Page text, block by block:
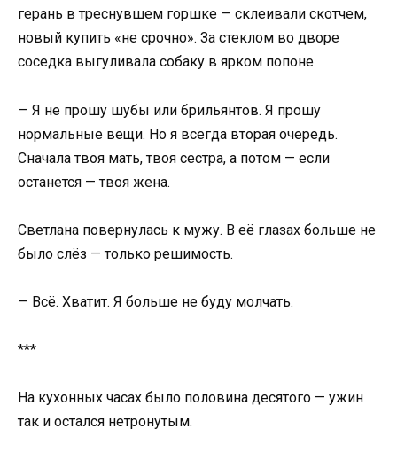
герань в треснувшем горшке — склеивали скотчем,
новый купить «не срочно». За стеклом во дворе
соседка выгуливала собаку в ярком попоне.
— Я не прошу шубы или брильянтов. Я прошу
нормальные вещи. Но я всегда вторая очередь.
Сначала твоя мать, твоя сестра, а потом — если
останется — твоя жена.
Светлана повернулась к мужу. В её глазах больше не
было слёз — только решимость.
— Всё. Хватит. Я больше не буду молчать.
***
На кухонных часах было половина десятого — ужин
так и остался нетронутым.